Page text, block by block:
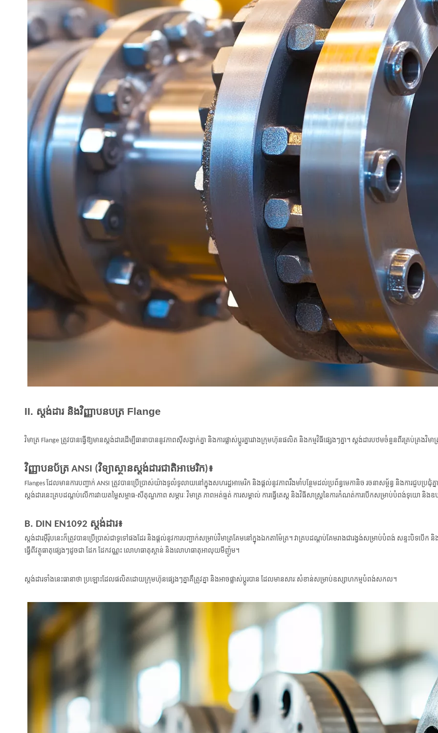
II. ស្តង់ដារ និងវិញ្ញាបនបត្រ Flange
វិមាត្រ Flange ត្រូវបានធ្វើឱ្យមានស្តង់ដារដើម្បីធានាបាននូវភាពស៊ីសង្វាក់គ្នា និងការផ្លាស់ប្តូរគ្នារវាងក្រុមហ៊ុនផលិត និងកម្មវិធីផ្សេងៗគ្នា។ ស្ដង់ដារបឋមចំនួនពីរគ្រប់គ្រងវិមា
វិញ្ញាបនប័ត្រ ANSI (វិទ្យាស្ថានស្តង់ដារជាតិអាមេរិក)៖
Flanges ដែលមានការបញ្ជាក់ ANSI ត្រូវបានប្រើប្រាស់យ៉ាងទូលំទូលាយនៅក្នុងសហរដ្ឋអាមេរិក និងផ្តល់នូវភាពរឹងមាំបន្ថែមដល់ប្រព័ន្ធមេកានិច រចនាសម្ព័ន្ធ និងការជួបប្រជុំគ្ន
ស្ដង់ដារនេះគ្របដណ្តប់លើការវាយតម្លៃសម្ពាធ-សីតុណ្ហភាព សម្ភារៈ វិមាត្រ ភាពអត់ធ្មត់ ការសម្គាល់ ការធ្វើតេស្ត និងវិធីសាស្រ្តនៃការកំណត់ការបើកសម្រាប់បំពង់ទុយោ និង
B. DIN EN1092 ស្តង់ដារ៖
ស្តង់ដារអ៊ឺរ៉ុបនេះក៏ត្រូវបានប្រើប្រាស់ជាទូទៅផងដែរ និងផ្តល់នូវការបញ្ជាក់សម្រាប់វិមាត្រគែមនៅក្នុងឯកតាម៉ែត្រ។ វាគ្របដណ្តប់គែមរាងជារង្វង់សម្រាប់បំពង់ សន្ទះបិទប
ធ្វើពីវត្ថុធាតុផ្សេងៗដូចជា ដែក ដែកវណ្ណះ លោហធាតុស្ពាន់ និងលោហធាតុអាលុយមីញ៉ូម។
ស្តង់ដារទាំងនេះធានាថា ប្រឡោះដែលផលិតដោយក្រុមហ៊ុនផ្សេងៗគ្នាគឺត្រូវគ្នា និងអាចផ្លាស់ប្តូរបាន ដែលមានសារៈសំខាន់សម្រាប់ឧស្សាហកម្មបំពង់សកល។